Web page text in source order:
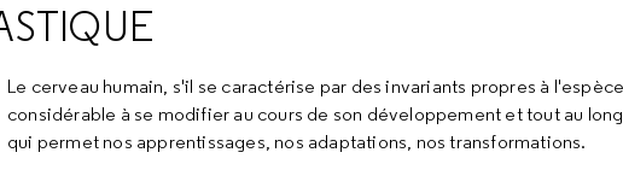
Le cerveau humain, s'il se caractérise par des invariants propres à
considérable à se modifier au cours de son développement et tout au
qui permet nos apprentissages, nos adaptations, nos transformations.